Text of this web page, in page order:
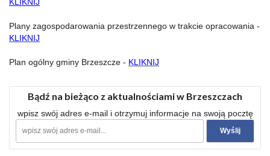
Plany zagospodarowania przestrzennego w trakcie opracowania -
KLIKNIJ
Plan ogólny gminy Brzeszcze - KLIKNIJ
Bądź na bieżąco z aktualnościami w Brzeszczach
wpisz swój adres e-mail i otrzymuj informacje na swoją pocztę